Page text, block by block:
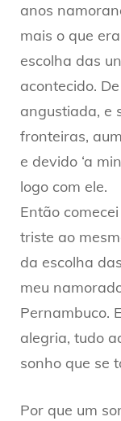
anos
mais o que
escolha das
acontecido.
angustiada, e
fronteiras,
e devido ‘a
logo com ele.
Então
triste ao
da escolha
meu
Pernambuco.
alegria, tudo
sonho que se
Por que um